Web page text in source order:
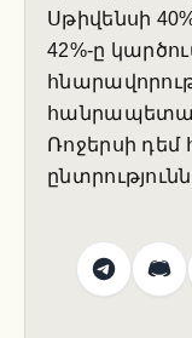
Սթիվենսի
42%-ը
Ռոջերսի դեմ